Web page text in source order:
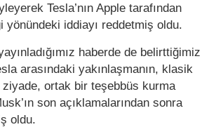
Tesla’nın Apple tarafından
yönündeki iddiayı reddetmiş oldu.
haberde de belirttiğimiz
arasındaki yakınlaşmanın, klasik
ziyade, ortak bir teşebbüs kurma
son açıklamalarından sonra
oldu.